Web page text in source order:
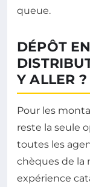
queue.
DÉPÔT
Y ALLER ?
Pour les
reste la seule
toutes les
chèques de la
expérience